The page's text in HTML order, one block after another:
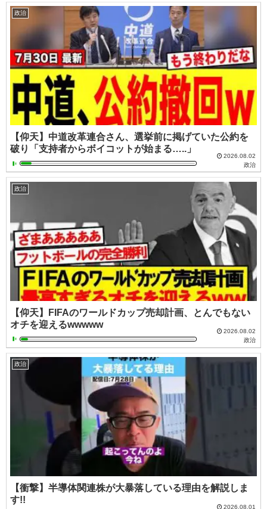
政治
【仰天】中道改革連合さん、選挙前に掲げていた公約を
破り「支持者からボイコットが始まる…..」
2026.08.02
政治
政治
【仰天】FIFAのワールドカップ売却計画、とんでもない
オチを迎えるwwwww
2026.08.02
政治
政治
【衝撃】半導体関連株が大暴落している理由を解説しま
す!!
2026.08.01